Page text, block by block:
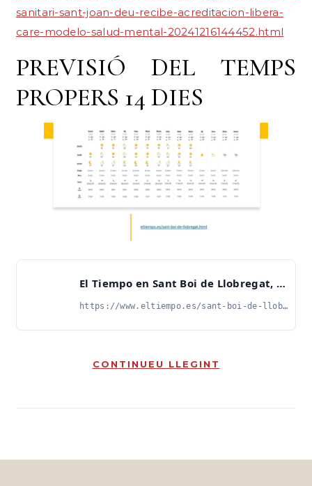
sanitari-sant-joan-deu-recibe-acreditacion-libera-
care-modelo-salud-mental-20241216144452.html
PREVISIÓ DEL TEMPS
PROPERS 14 DIES
El Tiempo en Sant Boi de Llobregat, Barcelona - 14 días
https://www.eltiempo.es/sant-boi-de-llobregat.html
CONTINUEU LLEGINT